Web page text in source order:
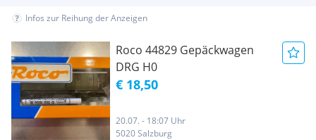
Infos zur Reihung der Anzeigen
Roco 44829 Gepäckwagen
DRG H0
€ 18,50
20.07. - 18:07 Uhr
5020 Salzburg